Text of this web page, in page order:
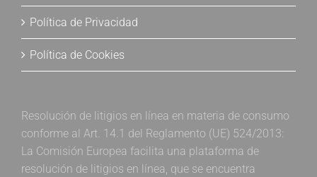
Política de Privacidad
Política de Cookies
Resolución de litigios en línea en materia de consumo
conforme al Art. 14.1 del Reglamento (UE) 524/2013:
La Comisión Europea facilita una plataforma de
resolución de litigios en línea, que se encuentra